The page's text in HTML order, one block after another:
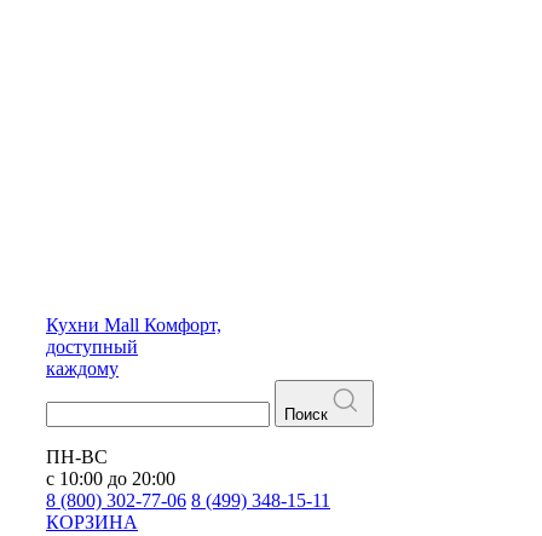
Кухни Mall Комфорт,
доступный
каждому
Поиск
ПН-ВС
с 10:00 до 20:00
8 (800) 302-77-06 8 (499) 348-15-11
КОРЗИНА